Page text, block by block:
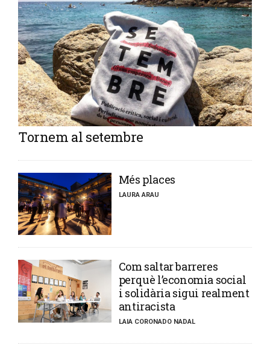
Tornem al setembre
​Més places
LAURA ARAU
​Com saltar barreres
perquè l’economia social
i solidària sigui realment
antiracista
LAIA CORONADO NADAL